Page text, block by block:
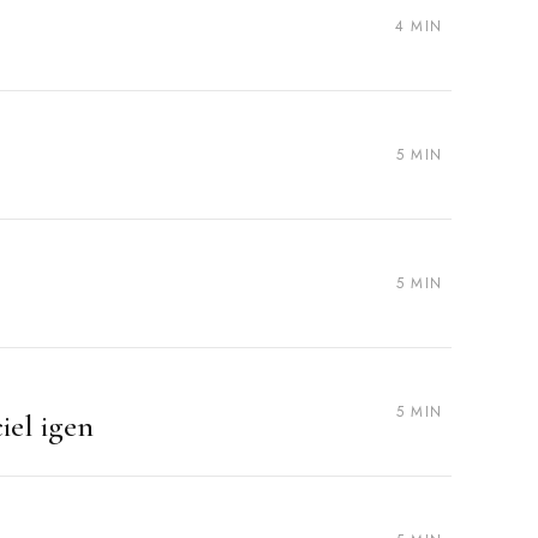
4 MIN
5 MIN
5 MIN
igen 5 MIN